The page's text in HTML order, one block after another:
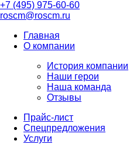
+7 (495) 975-60-60
roscm@roscm.ru
Главная
О компании
История компании
Наши герои
Наша команда
Отзывы
Прайс-лист
Спецпредложения
Услуги